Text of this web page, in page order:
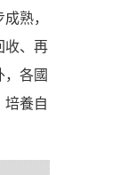
熟，
收、再
，各國
養自